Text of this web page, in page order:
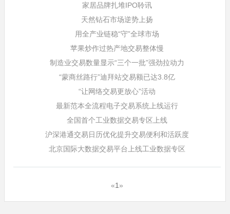
家居品牌扎堆IPO聆讯
天然钻石市场逆势上扬
用全产业链稳“守”全球市场
苹果炒作过热产地交易整体慢
制造业交易数量显示“三个一批”强劲拉动力
“蒙商丝路行”迪拜站交易额已达3.8亿
“让网络交易更放心”活动
最新范本全流程电子交易系统上线运行
全国首个工业数据交易专区上线
沪深港通交易日历优化提升交易便利和活跃度
北京国际大数据交易平台上线工业数据专区
«1 »